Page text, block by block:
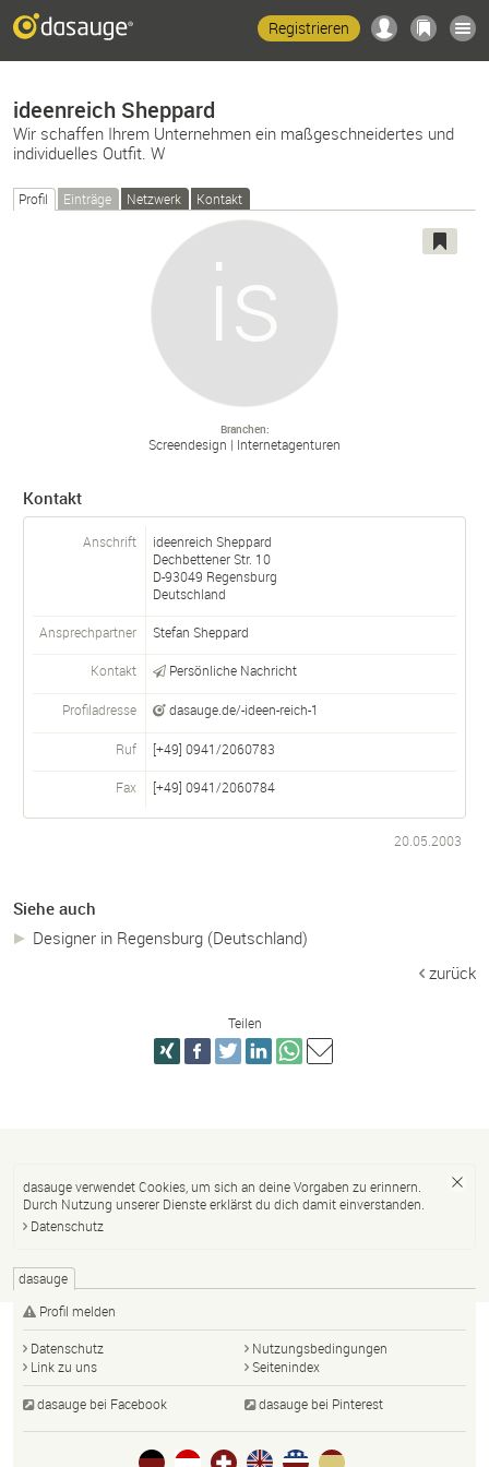
Registrieren
ideenreich Sheppard
Wir schaffen Ihrem Unternehmen ein maßgeschneidertes und
individuelles Outfit. W
Profil Einträge Netzwerk Kontakt
Branchen
Screendesign Internetagenturen
Kontakt
Anschrift
ideenreich Sheppard
Dechbettener Str. 10
D-93049 Regensburg
Deutschland
Ansprechpartner Stefan Sheppard
Kontakt Persönliche Nachricht
Profiladresse dasauge.de/-ideen-reich-1
Ruf [+49] 0941/2060783
Fax [+49] 0941/2060784
20.05.2003
Siehe auch
Designer in Regensburg (Deutschland)
zurück
Teilen
dasauge verwendet Cookies, um sich an deine Vorgaben zu erinnern.
Durch Nutzung unserer Dienste erklärst du dich damit einverstanden.
Datenschutz
dasauge
Profil melden
Datenschutz
Nutzungsbedingungen
Link zu uns
Seitenindex
dasauge bei Facebook dasauge bei Pinterest